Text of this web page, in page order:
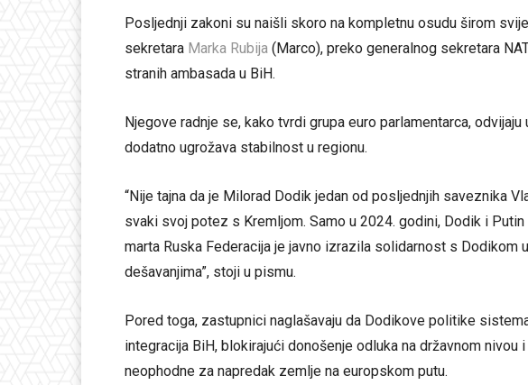
Posljednji zakoni su naišli skoro na kompletnu osudu širom
sekretara Marka Rubija (Marco), preko generalnog sekretara
stranih ambasada u BiH.
Njegove radnje se, kako tvrdi grupa euro parlamentarca,
dodatno ugrožava stabilnost u regionu.
“Nije tajna da je Milorad Dodik jedan od posljednjih saveznika
svaki svoj potez s Kremljom. Samo u 2024. godini, Dodik i
marta Ruska Federacija je javno izrazila solidarnost s Dodikom
dešavanjima”, stoji u pismu.
Pored toga, zastupnici naglašavaju da Dodikove politike
integracija BiH, blokirajući donošenje odluka na državnom
neophodne za napredak zemlje na europskom putu.